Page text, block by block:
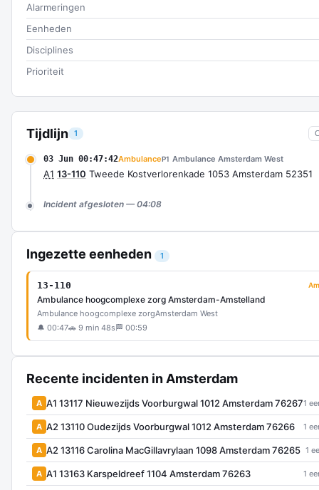
Tijdlijn 1
03 Jun 00:47:42AmbulanceP1 Ambulance Amsterdam West
A1 13-110 Tweede Kostverlorenkade 1053 Amsterdam 52351
Incident afgesloten — 04:08
Ingezette eenheden 1
13-110
Ambulance hoogcomplexe zorg Amsterdam-Amstelland
Ambulance hoogcomplexe zorgAmsterdam West
🔔 00:47🚗 9 min 48s 🏁 00:59
Recente incidenten in Amsterdam
A A1 13117 Nieuwezijds Voorburgwal 1012 Amsterdam 762671
A A2 13110 Oudezijds Voorburgwal 1012 Amsterdam 76266 1
A A2 13116 Carolina MacGillavrylaan 1098 Amsterdam 76265 1
A A1 13163 Karspeldreef 1104 Amsterdam 76263 1
Alarmeringen
Eenheden
Disciplines
Prioriteit